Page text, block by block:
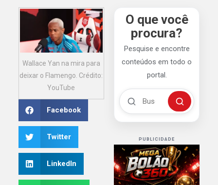
Wallace Yan na mira para
deixar o Flamengo. Crédito:
YouTube
Facebook
Twitter
LinkedIn
O que você
procura?
Pesquise e encontre
conteúdos em todo o
portal.
Buscar no Mengão 360
Buscar
PUBLICIDADE